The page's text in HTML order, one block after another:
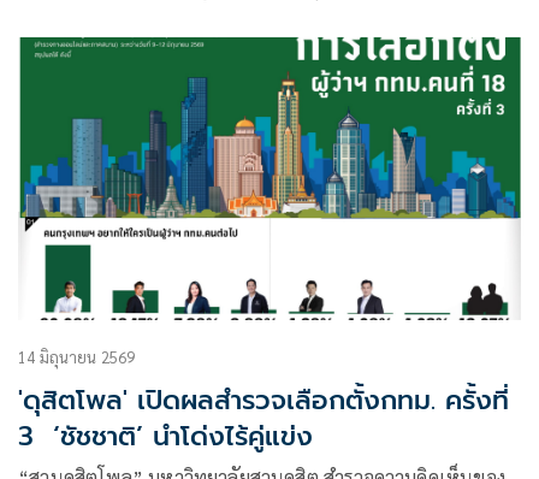
14 มิถุนายน 2569
'ดุสิตโพล' เปิดผลสำรวจเลือกตั้งกทม. ครั้งที่
3 ‘ชัชชาติ’ นำโด่งไร้คู่แข่ง